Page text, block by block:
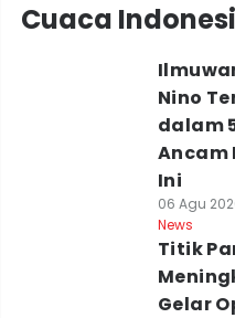
Cuaca
Nino
dalam
Ancam
Ini
06 Agu
News
Titik
Gelar